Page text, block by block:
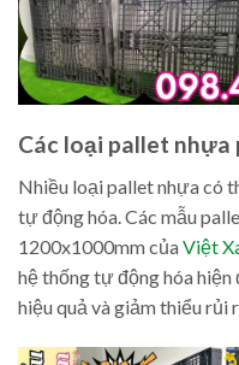
Các loại pallet
Nhiều loại pallet nhựa có
tự động hóa. Các mẫu
1200x1000mm củaViệt
hệ thống tự động hóa
hiệu quả và giảm thiểu rủi